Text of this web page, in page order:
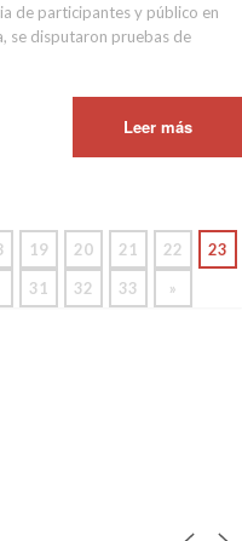
de participantes y público en
se disputaron pruebas de
Leer más
19 20 21 22
23
31 32 33 »